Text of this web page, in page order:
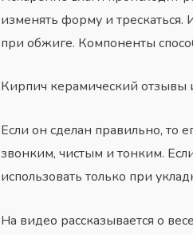
изменять форму и трескаться.
при обжиге. Компоненты
Кирпич керамический отзывы
Если он сделан правильно, то
звонким, чистым и тонким.
использовать только при
На видео рассказывается о